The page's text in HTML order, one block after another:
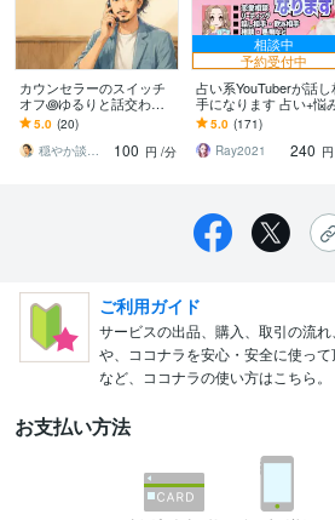
カウンセラーのスイッチ
オフ꩜ゆるりと話交わせ
ます ちょっと誰かと話し
たい…✎ꪑ言葉にしづら
い…も、雑談も共鳴へ
5.0 (20)
穏やか談話 プロカウンセラー ゆう ☯
100 円 /分
相談中
予約受付中
占い系YouTuberが話し
手になります 占い+悩
談愚痴聞きセットでお得
です！
5.0 (171)
Ray2021
240 円
ご利用ガイド
サービスの出品、購入、取引の流
や、ココナラを安心・安全に使っ
など、ココナラの使い方はこちら。
お支払い方法